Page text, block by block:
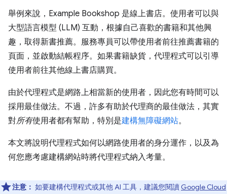
舉例來說，Example Bookshop 是線上書店。使用者可以與
大型語言模型 (LLM) 互動，根據自己喜歡的書籍和其他興
趣，取得新書推薦。服務專員可以帶使用者前往推薦書籍的
頁面，並啟動結帳程序。如果書籍缺貨，代理程式可以引導
使用者前往其他線上書店購買。
由於代理程式是網路上相當新的使用者，因此您有時間可以
採用最佳做法。不過，許多有助於代理商的最佳做法，其實
對所有使用者都有幫助，特別是建構無障礙網站。
本文將說明代理程式如何以網路使用者的身分運作，以及為
何您應考慮建構網站時將代理程式納入考量。
注意： 如要建構代理程式或其他 AI 工具，建議您閱讀 Google Cloud